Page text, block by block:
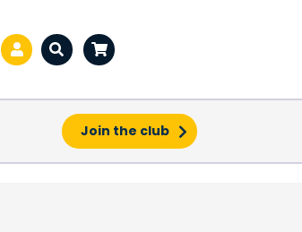
Zoeken...
Join the club